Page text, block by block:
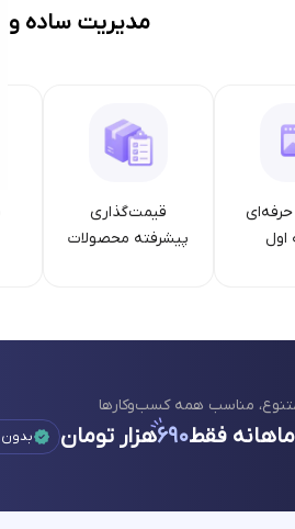
مدیریت ساده و
حرفه‌ای
قیمت‌گذاری
پیشرفته محصولات
مناسب همه کسب‌وکارها
فقط۶۹۰هزار تومان